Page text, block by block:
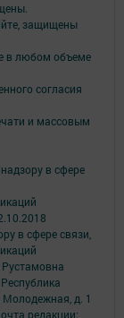
защищены
в любом объеме
согласия
и массовым
в сфере
в сфере связи,
Молодежная, д. 1
редакции: